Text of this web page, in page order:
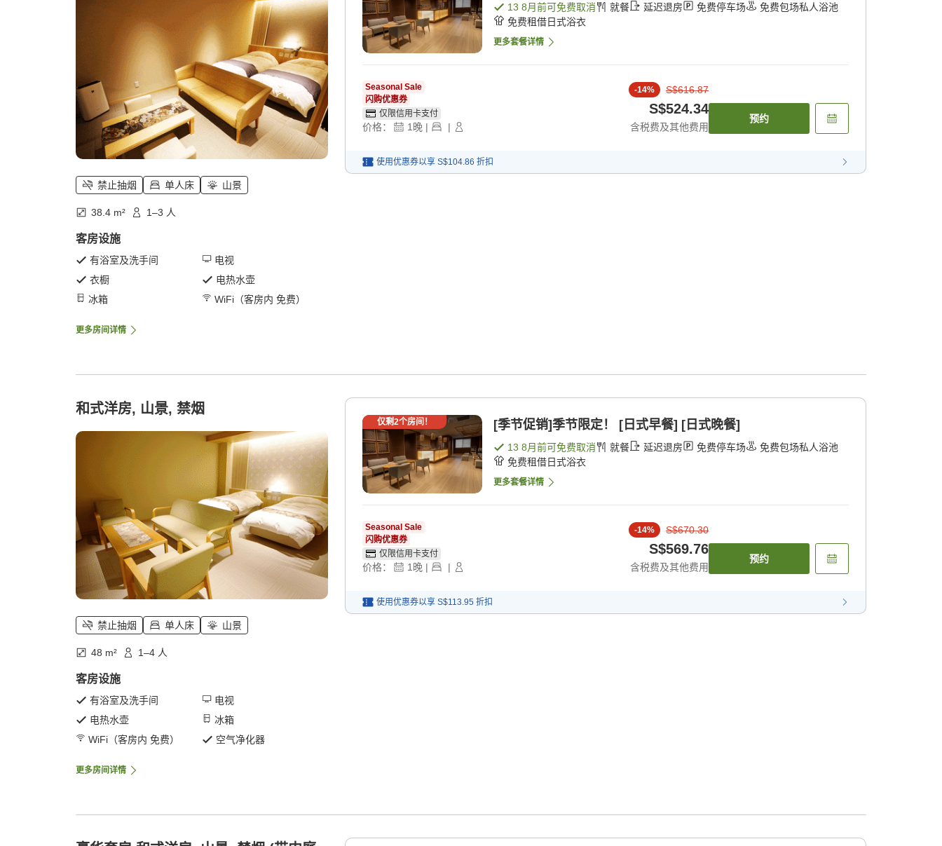
禁止抽烟 单人床 山景
38.4 m² 1–3 人
客房设施
有浴室及洗手间
电视
衣橱
电热水壶
冰箱
WiFi（客房内 免费）
更多房间详情
13 8月前可免费取消 就餐 延迟退房 免费停车场
免费包场私人浴池
免费租借日式浴衣
更多套餐详情
Seasonal Sale
闪购优惠券
仅限信用卡支付
价格： 1 晚 | |
-14% S$616.87
S$524.34
含税费及其他费用
预约
使用优惠券以享 S$104.86 折扣
和式洋房, 山景, 禁烟
禁止抽烟 单人床 山景
48 m² 1–4 人
客房设施
有浴室及洗手间
电视
电热水壶
冰箱
WiFi（客房内 免费）
空气净化器
更多房间详情
仅剩2个房间！ [季节促销]季节限定！ [日式早餐] [日式晚餐]
13 8月前可免费取消 就餐 延迟退房 免费停车场
免费包场私人浴池
免费租借日式浴衣
更多套餐详情
Seasonal Sale
闪购优惠券
仅限信用卡支付
价格： 1 晚 | |
-14% S$670.30
S$569.76
含税费及其他费用
预约
使用优惠券以享 S$113.95 折扣